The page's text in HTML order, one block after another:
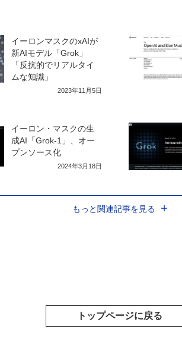
イーロンマスクのxAIが
新AIモデル「Grok」
「反抗的でリアルタイ
ムな知識」
2023年11月5日
イーロン・マスクの生
成AI「Grok-1」、オー
プンソース化
2024年3月18日
もっと関連記事を見る
トップページに戻る